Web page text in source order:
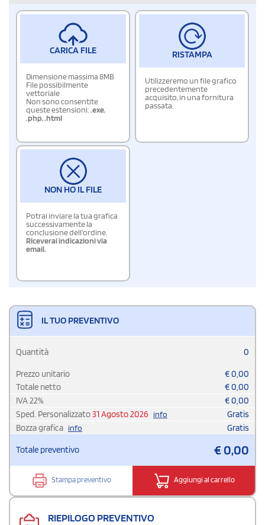
CARICA FILE
Dimensione massima 8MB
File possibilmente
vettoriale
Non sono consentite
queste estensioni:.exe,
.php,.html
RISTAMPA
Utilizzeremo un file grafico
precedentemente
acquisito, in una fornitura
passata.
NON HO IL FILE
Potrai inviare la tua grafica
successivamente la
conclusione dell'ordine.
Riceverai indicazioni via
email.
IL TUO PREVENTIVO
Quantità 0
Prezzo unitario €0,00
Totale netto
€0,00
IVA22% €0,00
Sped. Personalizzato31 Agosto 2026 info
Gratis
Bozza grafica info Gratis
Totale preventivo €0,00
Stampa preventivo Aggiungi al carrello
RIEPILOGO PREVENTIVO